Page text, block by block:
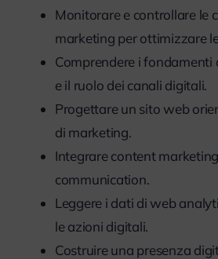
Monitorare e controllare le
marketing per ottimizzare
Comprendere i
e il ruolo dei canali digitali.
Progettare un sito web
di marketing.
Integrare content
communication.
Leggere i dati di web
le azioni digitali.
Costruire una presenza